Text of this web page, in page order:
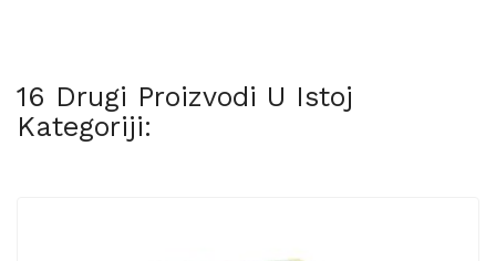
16 Drugi Proizvodi U Istoj
Kategoriji: